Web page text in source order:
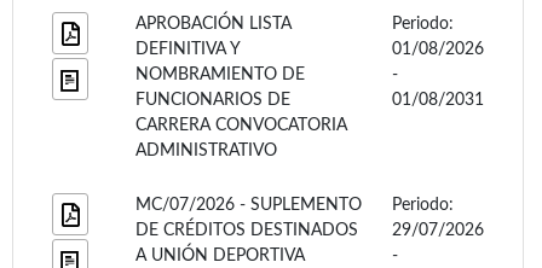
APROBACIÓN LISTA
DEFINITIVA Y
NOMBRAMIENTO DE
FUNCIONARIOS DE
CARRERA CONVOCATORIA
ADMINISTRATIVO
Periodo:
01/08/2026
-
01/08/2031
MC/07/2026 - SUPLEMENTO
DE CRÉDITOS DESTINADOS
A UNIÓN DEPORTIVA
Periodo:
29/07/2026
-